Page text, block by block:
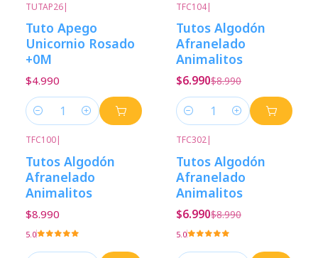
TUTAP26|
Tuto Apego
Unicornio Rosado
+0M
$4.990
Cantidad
TFC104|
Tutos Algodón
Afranelado
Animalitos
$6.990$8.990
Cantidad
TFC100|
Tutos Algodón
Afranelado
Animalitos
$8.990
5.0
TFC302|
Tutos Algodón
Afranelado
Animalitos
$6.990$8.990
5.0